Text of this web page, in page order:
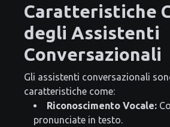
Caratteristiche
degli Assistenti
Conversazionali
Gli assistenti conversazionali
caratteristiche come:
Riconoscimento Vocale:
pronunciate in testo.